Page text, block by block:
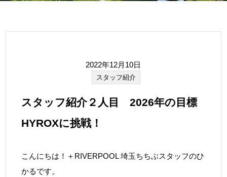
2022年12月10日
スタッフ紹介
スタッフ紹介２人目 2026年の目標
HYROXに挑戦！
こんにちは！＋RIVERPOOL 埼玉ちちぶスタッフのひ
かるです。